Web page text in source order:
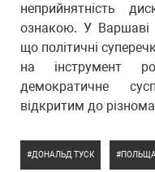
неприйнятність
ознакою. У Варшаві
що політичні
на інструмент
демократичне
відкритим до
ДОНАЛЬД ТУСК ПОЛЬЩА